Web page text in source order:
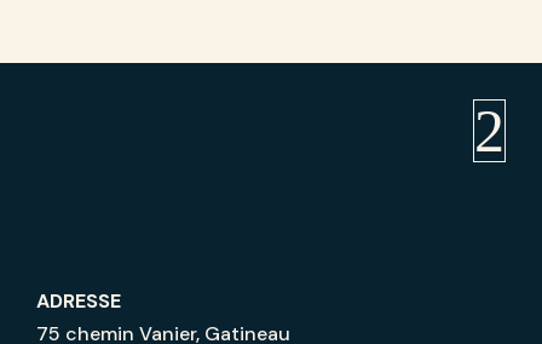
2
ADRESSE
75 chemin Vanier, Gatineau